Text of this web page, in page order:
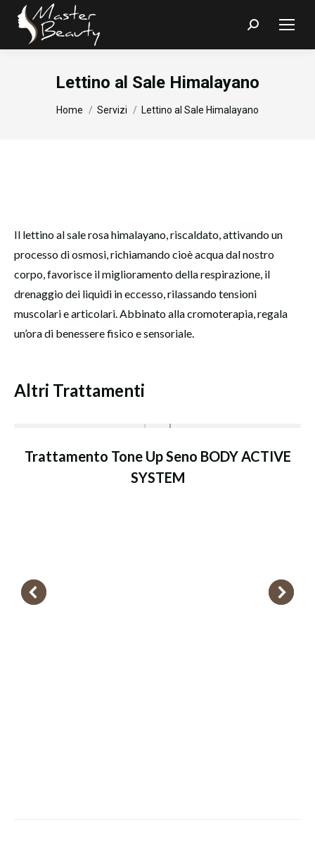
Search:
Lettino al Sale Himalayano
You are here:
Home Servizi Lettino al Sale Himalayano
Il lettino al sale rosa himalayano, riscaldato, attivando un
processo di osmosi, richiamando cioè acqua dal nostro
corpo, favorisce il miglioramento della respirazione, il
drenaggio dei liquidi in eccesso, rilassando tensioni
muscolari e articolari. Abbinato alla cromoterapia, regala
un’ora di benessere fisico e sensoriale.
Altri Trattamenti
Trattamento Tone Up Seno BODY ACTIVE
SYSTEM